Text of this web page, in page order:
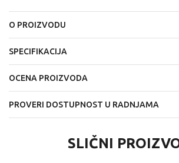
O PROIZVODU
SPECIFIKACIJA
OCENA PROIZVODA
PROVERI DOSTUPNOST U RADNJAMA
SLIČNI